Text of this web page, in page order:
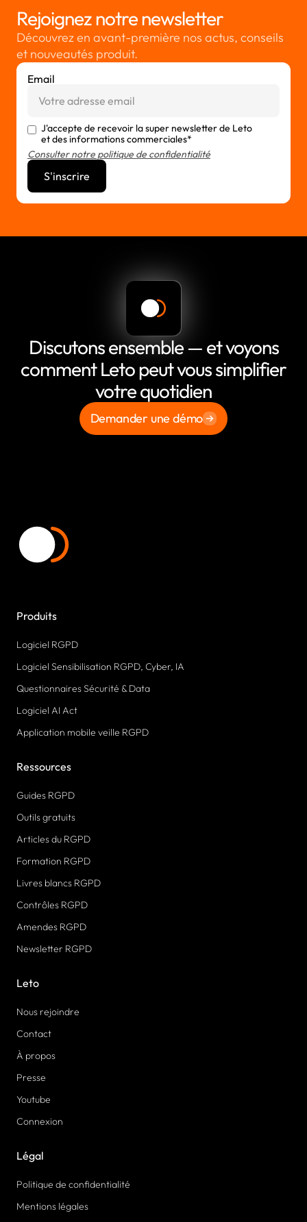
Rejoignez notre newsletter
Découvrez en avant-première nos actus, conseils
et nouveautés produit.
Email
J'accepte de recevoir la super newsletter de Leto
et des informations commerciales*
Consulter notre politique de confidentialité
Discutons ensemble — et voyons
comment Leto peut vous simplifier
votre quotidien
Demander une démo
Produits
Logiciel RGPD
Logiciel Sensibilisation RGPD, Cyber, IA
Questionnaires Sécurité & Data
Logiciel AI Act
Application mobile veille RGPD
Ressources
Guides RGPD
Outils gratuits
Articles du RGPD
Formation RGPD
Livres blancs RGPD
Contrôles RGPD
Amendes RGPD
Newsletter RGPD
Leto
Nous rejoindre
Contact
À propos
Presse
Youtube
Connexion
Légal
Politique de confidentialité
Mentions légales